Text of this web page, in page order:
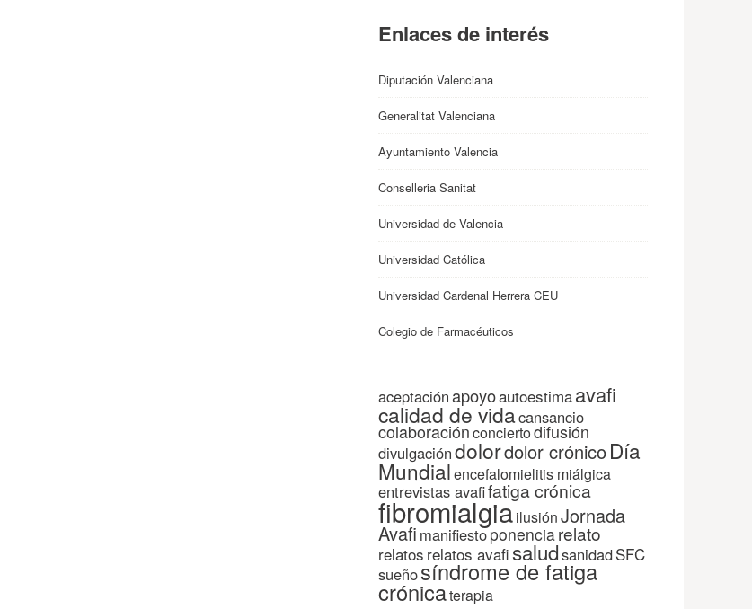
Enlaces de interés
Diputación Valenciana
Generalitat Valenciana
Ayuntamiento Valencia
Conselleria Sanitat
Universidad de Valencia
Universidad Católica
Universidad Cardenal Herrera CEU
Colegio de Farmacéuticos
aceptaciónapoyoautoestimaavafi
calidad de vidacansancio
colaboraciónconciertodifusión
divulgacióndolordolor crónicoDía
Mundialencefalomielitis miálgica
entrevistas avafifatiga crónica
fibromialgiailusiónJornada
Avafi manifiestoponenciarelato
relatos relatos avafisaludsanidadSFC
sueñosíndrome de fatiga
crónicaterapia